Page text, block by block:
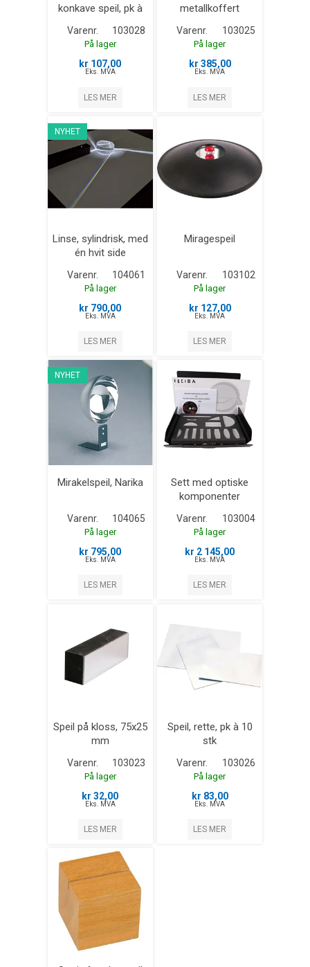
konkave speil, pk à
Varenr. 103028
På lager
kr 107,00
Eks. MVA
LES MER
metallkoffert
Varenr. 103025
På lager
kr 385,00
Eks. MVA
LES MER
NYHET
Linse, sylindrisk, med
én hvit side
Varenr. 104061
På lager
kr 790,00
Eks. MVA
LES MER
Miragespeil
Varenr. 103102
På lager
kr 127,00
Eks. MVA
LES MER
NYHET
Mirakelspeil, Narika
Varenr. 104065
På lager
kr 795,00
Eks. MVA
LES MER
Sett med optiske
komponenter
Varenr. 103004
På lager
kr 2 145,00
Eks. MVA
LES MER
Speil på kloss, 75x25
mm
Varenr. 103023
På lager
kr 32,00
Eks. MVA
LES MER
Speil, rette, pk à 10
stk
Varenr. 103026
På lager
kr 83,00
Eks. MVA
LES MER